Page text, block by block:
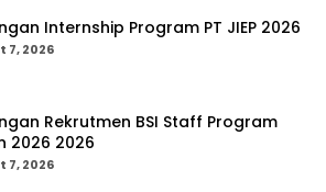
Internship Program PT JIEP 2026
7, 2026
Rekrutmen BSI Staff Program
2026 2026
7, 2026